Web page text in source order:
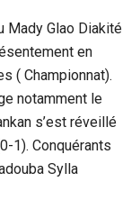
Mady Glao Diakité
en
( Championnat).
notamment le
s’est réveillé
1). Conquérants
Sylla